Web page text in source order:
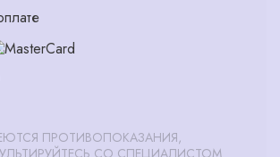
ПРОТИВОПОКАЗАНИЯ,